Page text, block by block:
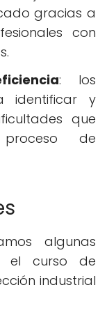
gracias a
con
: los
identificar y
que
de
algunas
el curso de
industrial